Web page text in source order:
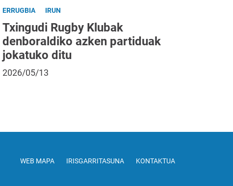
ERRUGBIA IRUN
Txingudi Rugby Klubak
denboraldiko azken partiduak
jokatuko ditu
2026/05/13
WEB MAPA IRISGARRITASUNA KONTAKTUA